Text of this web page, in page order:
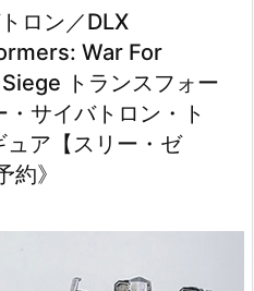
ロン／DLX
War For
トランスフォー
サイバトロン・ト
ュア【スリー・ゼ
》